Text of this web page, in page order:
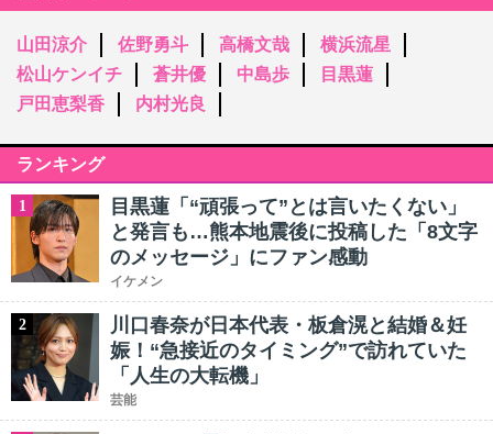
山田涼介 佐野勇斗 高橋文哉
横浜流星
松山ケンイチ
蒼井優 中島歩
目黒蓮
戸田恵梨香
内村光良
ランキング
1
目黒蓮「“頑張って”とは言いたくない」
と発言も…熊本地震後に投稿した「8文字
のメッセージ」にファン感動
イケメン
2
川口春奈が日本代表・板倉滉と結婚＆妊
娠！“急接近のタイミング”で訪れていた
「人生の大転機」
芸能